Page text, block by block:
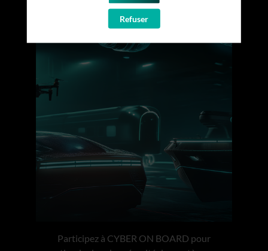
Participez à CYBER ON BOARD pour
Refuser